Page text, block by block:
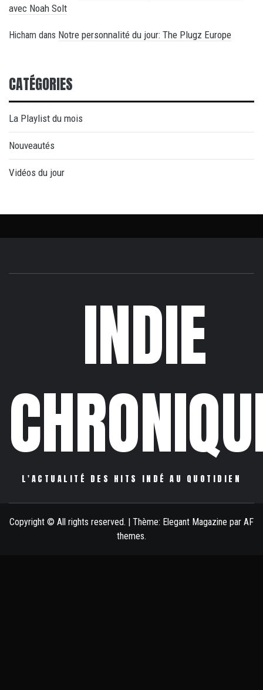
avec Noah Solt
Hicham dans Notre personnalité du jour: The Plugz Europe
CATÉGORIES
La Playlist du mois
Nouveautés
Vidéos du jour
INDIE
L'ACTUALITÉ DES HITS INDÉ AU QUOTIDIEN
Copyright © All rights reserved. | Thème: Elegant Magazine par AF
themes.